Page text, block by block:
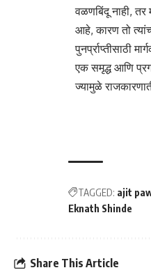
वळणबिंदू नाही, तर
आहे, कारण तो
पुनर्प्राप्तीसाठी
एक समृद्ध आणि
ज्यामुळे
TAGGED: ajit
Eknath Shinde
Share This Article